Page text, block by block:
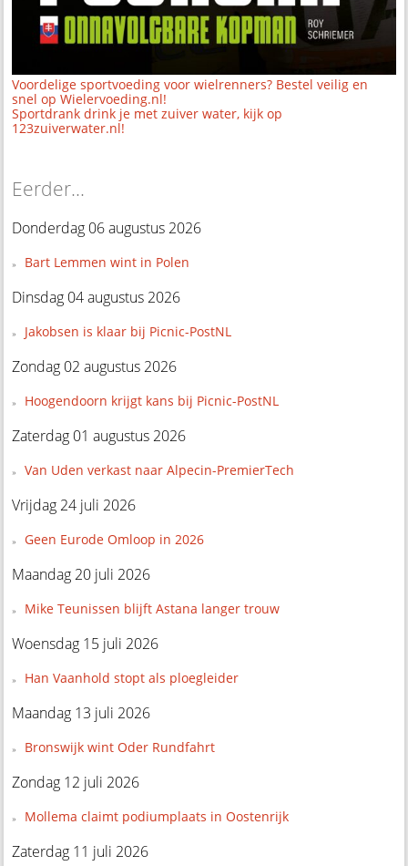
Voordelige sportvoeding voor wielrenners? Bestel veilig en
snel op Wielervoeding.nl!
Sportdrank drink je met zuiver water, kijk op
123zuiverwater.nl!
Eerder...
Donderdag 06 augustus 2026
Bart Lemmen wint in Polen
Dinsdag 04 augustus 2026
Jakobsen is klaar bij Picnic-PostNL
Zondag 02 augustus 2026
Hoogendoorn krijgt kans bij Picnic-PostNL
Zaterdag 01 augustus 2026
Van Uden verkast naar Alpecin-PremierTech
Vrijdag 24 juli 2026
Geen Eurode Omloop in 2026
Maandag 20 juli 2026
Mike Teunissen blijft Astana langer trouw
Woensdag 15 juli 2026
Han Vaanhold stopt als ploegleider
Maandag 13 juli 2026
Bronswijk wint Oder Rundfahrt
Zondag 12 juli 2026
Mollema claimt podiumplaats in Oostenrijk
Zaterdag 11 juli 2026